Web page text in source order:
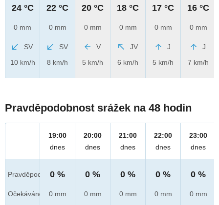
24 °C
0 mm
SV
10 km/h
22 °C
0 mm
SV
8 km/h
20 °C
0 mm
V
5 km/h
18 °C
0 mm
JV
6 km/h
17 °C
0 mm
J
5 km/h
16 °C
0 mm
J
7 km/h
Pravděpodobnost srážek na 48 hodin
Pravděpod.
Očekáváno
19:00
dnes
0 %
0 mm
20:00
dnes
0 %
0 mm
21:00
dnes
0 %
0 mm
22:00
dnes
0 %
0 mm
23:00
dnes
0 %
0 mm